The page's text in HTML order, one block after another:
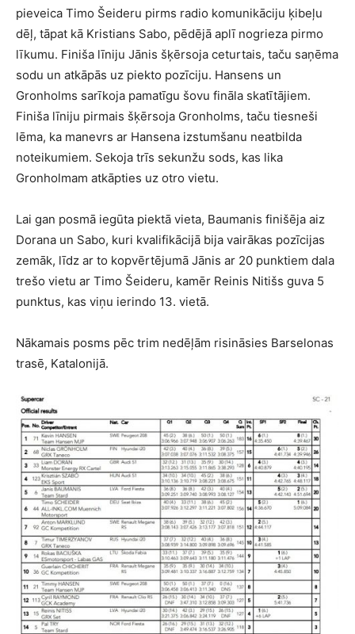
pieveica Timo Šeideru pirms radio komunikāciju ķibeļu
dēļ, tāpat kā Kristians Sabo, pēdējā aplī nogrieza pirmo
līkumu. Finiša līniju Jānis šķērsoja ceturtais, taču saņēma
sodu un atkāpās uz piekto pozīciju. Hansens un
Gronholms sarīkoja pamatīgu šovu fināla skatītājiem.
Finiša līniju pirmais šķērsoja Gronholms, taču tiesneši
lēma, ka manevrs ar Hansena izstumšanu neatbilda
noteikumiem. Sekoja trīs sekunžu sods, kas lika
Gronholmam atkāpties uz otro vietu.
Lai gan posmā iegūta piektā vieta, Baumanis finišēja aiz
Dorana un Sabo, kuri kvalifikācijā bija vairākas pozīcijas
zemāk, līdz ar to kopvērtējumā Jānis ar 20 punktiem dala
trešo vietu ar Timo Šeideru, kamēr Reinis Nitišs guva 5
punktus, kas viņu ierindo 13. vietā.
Nākamais posms pēc trim nedēļām risināsies Barselonas
trasē, Katalonijā.